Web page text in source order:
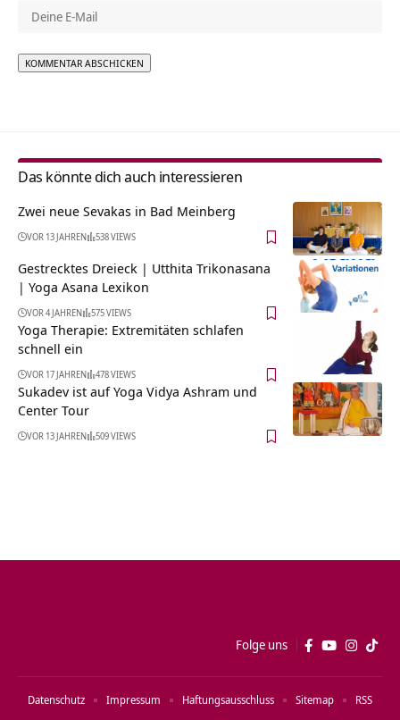
Das könnte dich auch interessieren
Zwei neue Sevakas in Bad Meinberg
VOR 13 JAHREN 538 VIEWS
Gestrecktes Dreieck | Utthita Trikonasana
| Yoga Asana Lexikon
VOR 4 JAHREN 575 VIEWS
Yoga Therapie: Extremitäten schlafen
schnell ein
VOR 17 JAHREN 478 VIEWS
Sukadev ist auf Yoga Vidya Ashram und
Center Tour
VOR 13 JAHREN 509 VIEWS
Folge uns
Datenschutz Impressum Haftungsausschluss Sitemap RSS